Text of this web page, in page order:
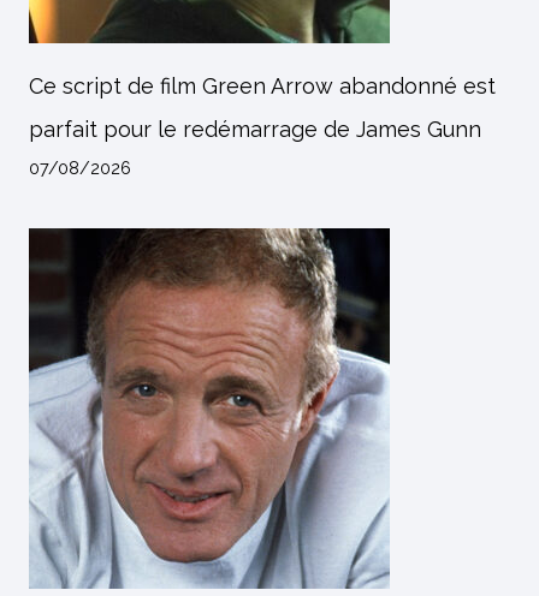
Ce script de film Green Arrow abandonné est
parfait pour le redémarrage de James Gunn
07/08/2026